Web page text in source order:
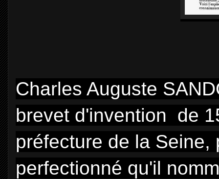
Charles Auguste
brevet d'invention de
préfecture de la
perfectionné qu'il